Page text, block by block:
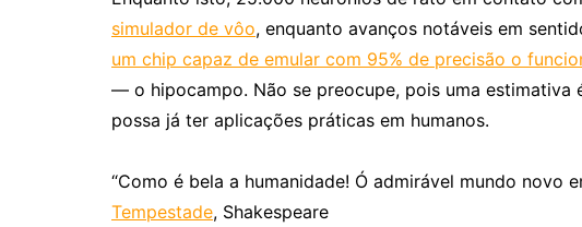
simulador de vôo, enquanto avanços notáveis em
um chip capaz de emular com 95% de precisão o
— o hipocampo. Não se preocupe, pois uma estimativa
possa já ter aplicações práticas em humanos.
“Como é bela a humanidade! Ó admirável mundo novo
Tempestade, Shakespeare